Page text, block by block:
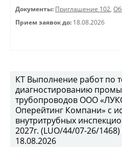
Документы: Приглашение 102,
Прием заявок до: 18.08.2026
КТ Выполнение работ по
диагностированию
трубопроводов ООО
Оперейтинг Компани» с
внутритрубных
2027г. (LUO/44/07-26/
18.08.2026